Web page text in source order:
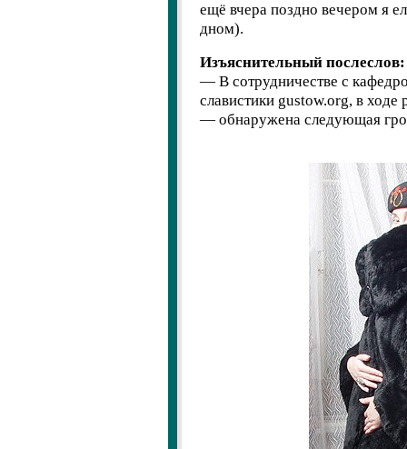
ещё вчера поздно вечером я
дном).
Изъяснительный послеслов:
— В сотрудничестве с
славистики gustow.org, в
— обнаружена следующая